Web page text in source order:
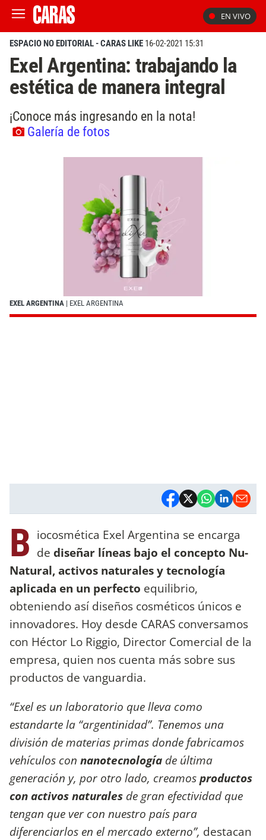
EN VIVO
ESPACIO NO EDITORIAL - CARAS LIKE 16-02-2021 15:31
Exel Argentina: trabajando la
estética de manera integral
¡Conoce más ingresando en la nota!
Galería de fotos
EXEL ARGENTINA | EXEL ARGENTINA
B iocosmética Exel Argentina se encarga
de diseñar líneas bajo el concepto Nu-
Natural, activos naturales y tecnología
aplicada en un perfecto equilibrio,
obteniendo así diseños cosméticos únicos e
innovadores. Hoy desde CARAS conversamos
con Héctor Lo Riggio, Director Comercial de la
empresa, quien nos cuenta más sobre sus
productos de vanguardia.
“Exel es un laboratorio que lleva como
estandarte la “argentinidad”. Tenemos una
división de materias primas donde fabricamos
vehículos con nanotecnología de última
generación y, por otro lado, creamosproductos
con activos naturales de gran efectividad que
tengan que ver con nuestro país para
diferenciarlos en el mercado externo”, destacan